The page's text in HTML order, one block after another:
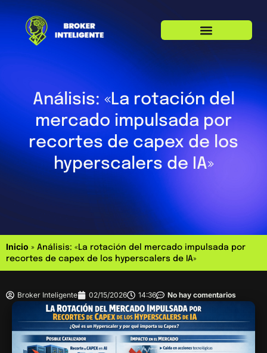
Análisis: «La rotación del
mercado impulsada por
recortes de capex de los
hyperscalers de IA»
Inicio » Análisis: «La rotación del mercado impulsada por
recortes de capex de los hyperscalers de IA»
Broker Inteligente 02/15/2026 14:36 No hay comentarios